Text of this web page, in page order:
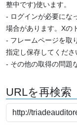
整中です)使います。
- ログインが必要にな
場合があります。Xの
- フレームページを取
指定し保存してくださ
- その他の取得の問題
URLを再検索